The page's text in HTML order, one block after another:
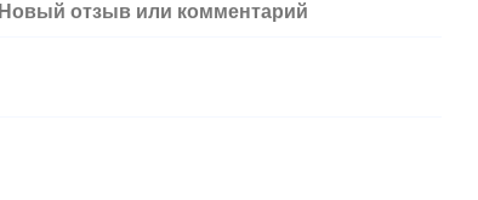
Новый отзыв или комментарий